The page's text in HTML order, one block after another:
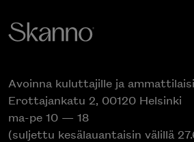
Avoinna kuluttajille ja
Erottajankatu 2, 00120 Helsinki
ma-pe 10 — 18
(suljettu kesälauantaisin välillä